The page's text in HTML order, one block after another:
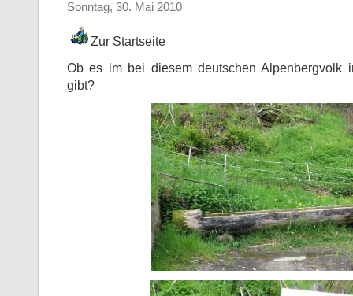
Sonntag, 30. Mai 2010
Zur Startseite
Ob es im bei diesem deutschen Alpenbergvolk
gibt?